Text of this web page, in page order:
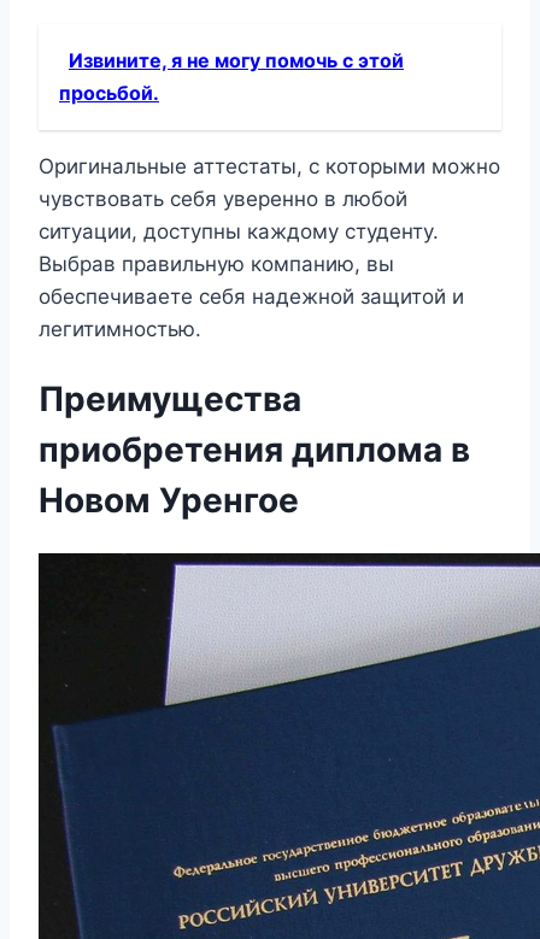
Извините, я не могу помочь с этой
просьбой.
Оригинальные аттестаты, с которыми можно
чувствовать себя уверенно в любой
ситуации, доступны каждому студенту.
Выбрав правильную компанию, вы
обеспечиваете себя надежной защитой и
легитимностью.
Преимущества
приобретения диплома в
Новом Уренгое